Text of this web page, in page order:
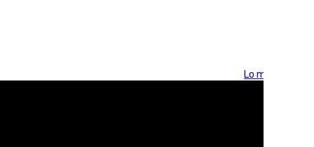
Lo más visto >